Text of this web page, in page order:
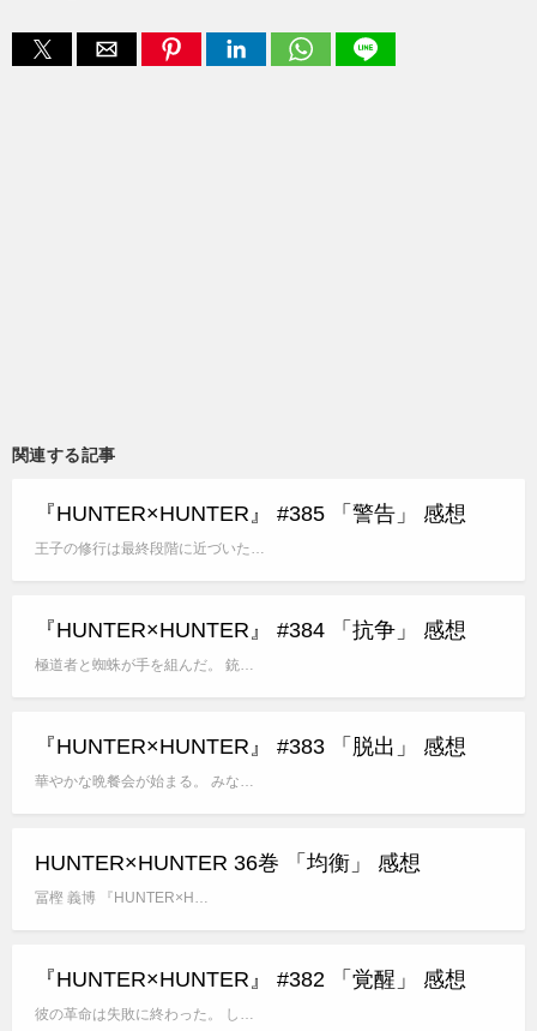
関連する記事
『HUNTER×HUNTER』 #385 「警告」 感想
王子の修行は最終段階に近づいた…
『HUNTER×HUNTER』 #384 「抗争」 感想
極道者と蜘蛛が手を組んだ。 銃…
『HUNTER×HUNTER』 #383 「脱出」 感想
華やかな晩餐会が始まる。 みな…
HUNTER×HUNTER 36巻 「均衡」 感想
冨樫 義博 『HUNTER×H…
『HUNTER×HUNTER』 #382 「覚醒」 感想
彼の革命は失敗に終わった。 し…